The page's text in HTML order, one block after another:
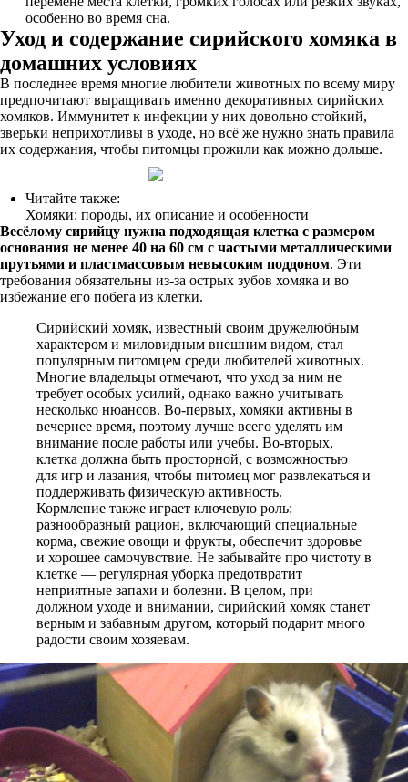
особенно во время сна.
Уход и содержание сирийского хомяка в
домашних условиях
В последнее время многие любители животных по всему миру
предпочитают выращивать именно декоративных сирийских
хомяков. Иммунитет к инфекции у них довольно стойкий,
зверьки неприхотливы в уходе, но всё же нужно знать правила
их содержания, чтобы питомцы прожили как можно дольше.
Читайте также:
Хомяки: породы, их описание и особенности
Весёлому сирийцу нужна подходящая клетка с размером
основания не менее 40 на 60 см с частыми металлическими
прутьями и пластмассовым невысоким поддоном. Эти
требования обязательны из-за острых зубов хомяка и во
избежание его побега из клетки.
Сирийский хомяк, известный своим дружелюбным
характером и миловидным внешним видом, стал
популярным питомцем среди любителей животных.
Многие владельцы отмечают, что уход за ним не
требует особых усилий, однако важно учитывать
несколько нюансов. Во-первых, хомяки активны в
вечернее время, поэтому лучше всего уделять им
внимание после работы или учебы. Во-вторых,
клетка должна быть просторной, с возможностью
для игр и лазания, чтобы питомец мог развлекаться и
поддерживать физическую активность.
Кормление также играет ключевую роль:
разнообразный рацион, включающий специальные
корма, свежие овощи и фрукты, обеспечит здоровье
и хорошее самочувствие. Не забывайте про чистоту в
клетке — регулярная уборка предотвратит
неприятные запахи и болезни. В целом, при
должном уходе и внимании, сирийский хомяк станет
верным и забавным другом, который подарит много
радости своим хозяевам.